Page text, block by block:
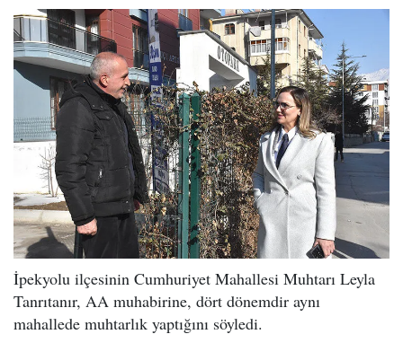
İpekyolu ilçesinin Cumhuriyet Mahallesi Muhtarı Leyla
Tanrıtanır, AA muhabirine, dört dönemdir aynı
mahallede muhtarlık yaptığını söyledi.